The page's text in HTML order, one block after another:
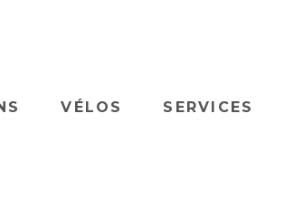
VÉLOS SERVICES